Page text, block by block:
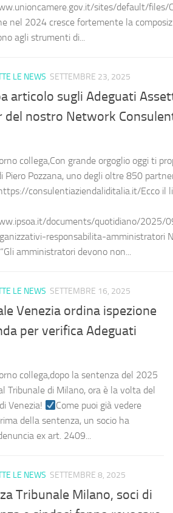
sites/default/files/
nel 2024 cresce fortemente la
agli strumenti di...
LE NEWS SETTEMBRE 23, 2025
articolo sugli Adeguati
del nostro Network
collega,Con grande orgoglio oggi ti
Piero Pozzana, uno degli oltre 850
consulentiaziendaliditalia.it/Ecco il
documents/quotidiano/2025/
responsabilita-amministratori
amministratori devono non...
LE NEWS SETTEMBRE 16, 2025
Venezia ordina ispezione
per verifica Adeguati
collega,dopo la sentenza del 2025
Tribunale di Milano, ora è la volta del
Venezia!
Come puoi già vedere
della sentenza, un socio ha
ex art. 2409...
LE NEWS SETTEMBRE 8, 2025
Tribunale Milano, soci di